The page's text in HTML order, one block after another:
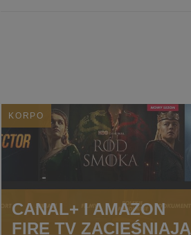
KORPO
CANAL+ I AMAZON
FIRE TV ZACIEŚNIAJĄ